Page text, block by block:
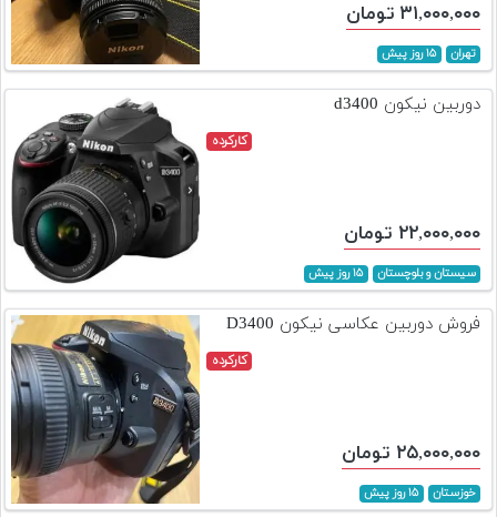
۳۱,۰۰۰,۰۰۰ تومان
تهران ۱۵ روز پیش
دوربین نیکون d3400
کارکرده
۲۲,۰۰۰,۰۰۰ تومان
سیستان و بلوچستان ۱۵ روز پیش
فروش دوربین عکاسی نیکون D3400
کارکرده
۲۵,۰۰۰,۰۰۰ تومان
خوزستان ۱۵ روز پیش